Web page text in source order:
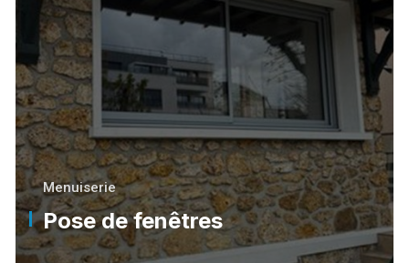
Menuiserie
Pose de fenêtres